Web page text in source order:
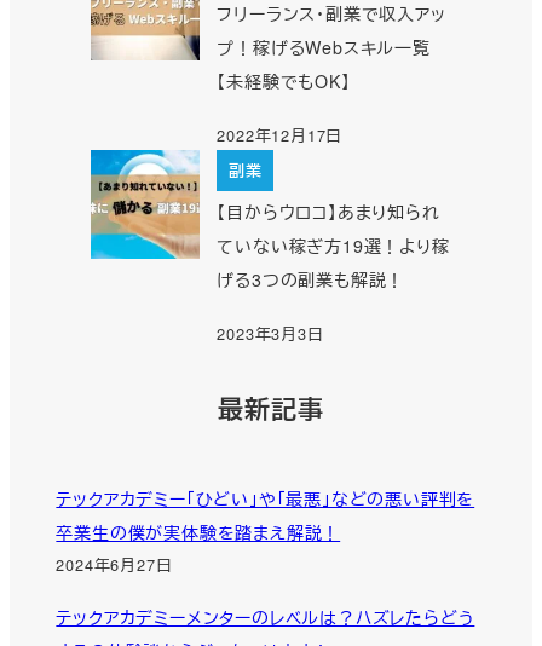
フリーランス・副業で収入アッ
プ！稼げるWebスキル一覧
【未経験でもOK】
2022年12月17日
副業
【目からウロコ】あまり知られ
ていない稼ぎ方19選！より稼
げる3つの副業も解説！
2023年3月3日
最新記事
テックアカデミー「ひどい」や「最悪」などの悪い評判を
卒業生の僕が実体験を踏まえ解説！
2024年6月27日
テックアカデミーメンターのレベルは？ハズレたらどう